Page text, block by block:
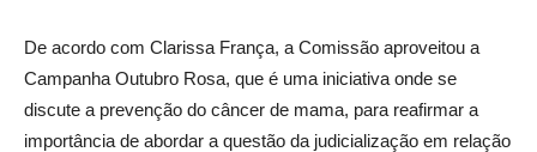
De acordo com Clarissa França, a Comissão aproveitou a
Campanha Outubro Rosa, que é uma iniciativa onde se
discute a prevenção do câncer de mama, para reafirmar a
importância de abordar a questão da judicialização em relação